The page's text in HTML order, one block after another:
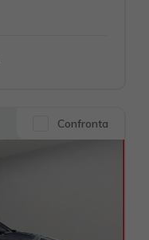
Confronta